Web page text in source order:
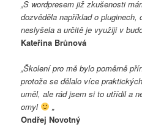
„S wordpresem již zkušenosti
dozvěděla například o pluginech,
neslyšela a určitě je využiji v
Kateřina Brůnová
„Školení pro mě bylo poměrně
protože se dělalo více
uměl, ale rád jsem si to utřídil a
omyl
„
Ondřej Novotný